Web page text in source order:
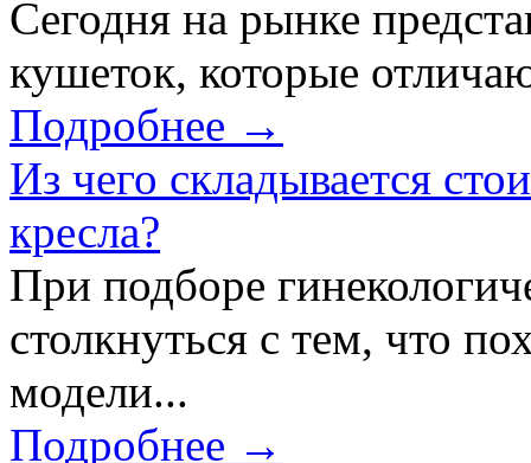
Сегодня на рынке
кушеток, которые
Подробнее →
Из чего складывается
кресла?
При подборе
столкнуться с тем, что
модели...
Подробнее →